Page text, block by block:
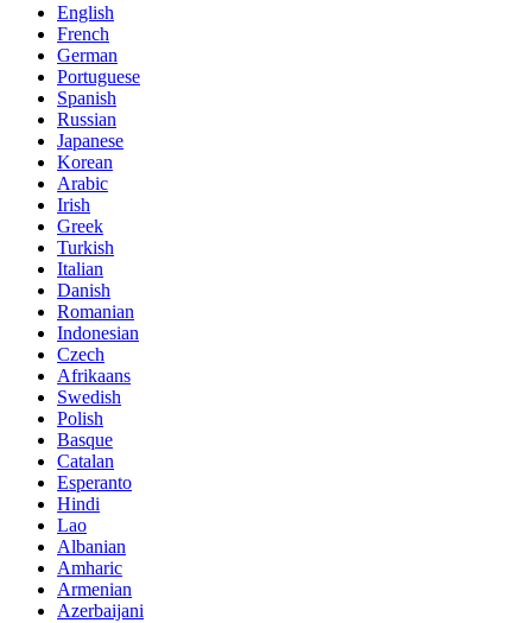
English
French
German
Portuguese
Spanish
Russian
Japanese
Korean
Arabic
Irish
Greek
Turkish
Italian
Danish
Romanian
Indonesian
Czech
Afrikaans
Swedish
Polish
Basque
Catalan
Esperanto
Hindi
Lao
Albanian
Amharic
Armenian
Azerbaijani